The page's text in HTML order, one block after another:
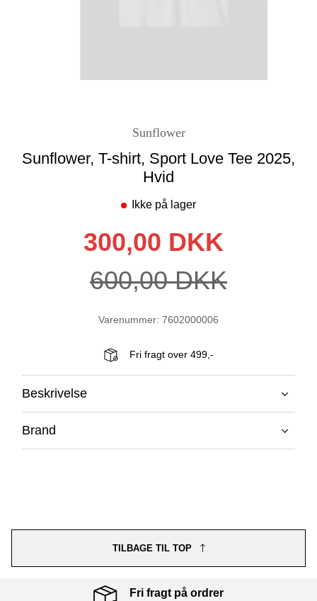
Sunflower
Sunflower, T-shirt, Sport Love Tee 2025,
Hvid
Ikke på lager
300,00 DKK
600,00 DKK
Varenummer: 7602000006
Fri fragt over 499,-
Beskrivelse
Brand
TILBAGE TIL TOP
Fri fragt på ordrer